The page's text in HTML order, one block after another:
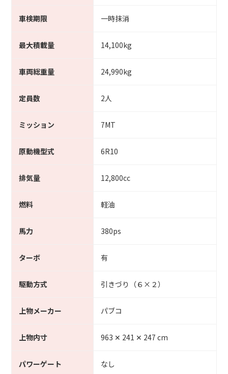
車検期限 一時抹消
最大積載量 14,100kg
車両総重量 24,990kg
定員数 2人
ミッション 7MT
原動機型式 6R10
排気量 12,800cc
燃料 軽油
馬力 380ps
ターボ 有
駆動方式 引きづり（６×２）
上物メーカー パブコ
上物内寸 963 ✕ 241 ✕ 247 cm
パワーゲート なし